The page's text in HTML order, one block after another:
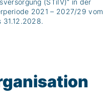
(STiIV)“ in der
2021 – 2027/29 vom
31.12.2028.